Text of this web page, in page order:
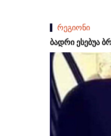
რეგიონი
ბადრი ესებუა